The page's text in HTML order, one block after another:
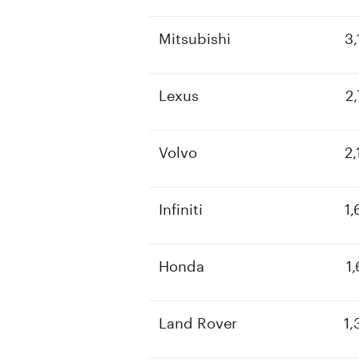
Mitsubishi
Lexus
Volvo
Infiniti
Honda
Land Rover